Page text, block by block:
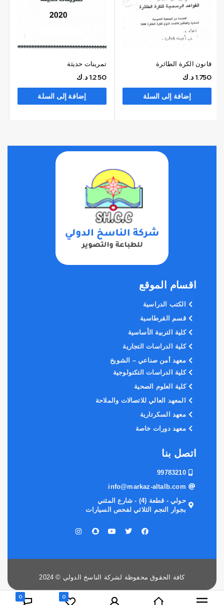
قانون الكرة الطائرة
1.750 د.ك
إضافة إلى السلة
تمرينات حديثة
1.250 د.ك
إضافة إلى السلة
اقسام الموقع
الكتب الدراسية
قسم القرطاسية
كلية التربية الأساسية
كلية الدراسات التجارية
معهد أمن صناعي – الشويخ
كلية الدراسات التكنولوجية
كلية العلوم الصحية
المعهد العالي للاتصالات والملاحة
معهد السكرتارية
معهد دورات خاصة
اتصل بنا
99783210
info@markaz-altalb.com
حولي - قطعة (4) - شارع المثني
بجوار النجم الثلاثي لفحص السيارات
كافة الحقوق محفوظة لشركة الناسخ الدولي © 2024
0
0